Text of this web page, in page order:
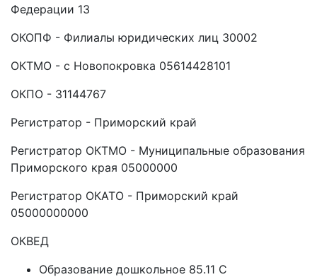
Федерации 13
ОКОПФ - Филиалы юридических лиц 30002
ОКТМО - с Новопокровка 05614428101
ОКПО - 31144767
Регистратор - Приморский край
Регистратор ОКТМО - Муниципальные образования
Приморского края 05000000
Регистратор ОКАТО - Приморский край
05000000000
ОКВЕД
Образование дошкольное 85.11 C